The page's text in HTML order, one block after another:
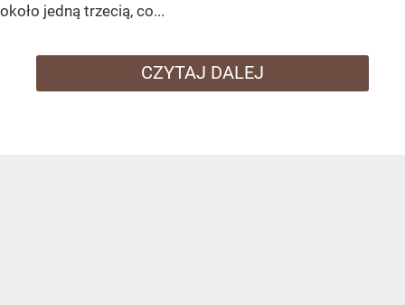
około jedną trzecią, co...
CZYTAJ DALEJ